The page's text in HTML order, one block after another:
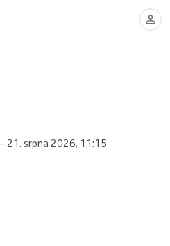
21. srpna 2026, 11:15